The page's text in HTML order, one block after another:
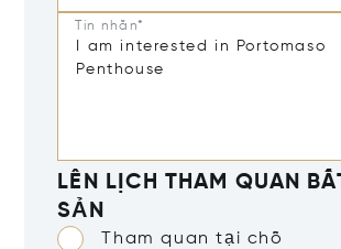
Tin nhắn*
LÊN LỊCH THAM QUAN
SẢN
Tham quan tại chỗ